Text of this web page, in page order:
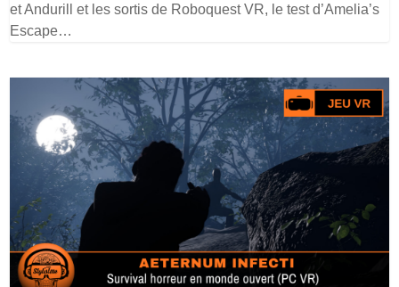
et Andurill et les sortis de Roboquest VR, le test d’Amelia’s
Escape…